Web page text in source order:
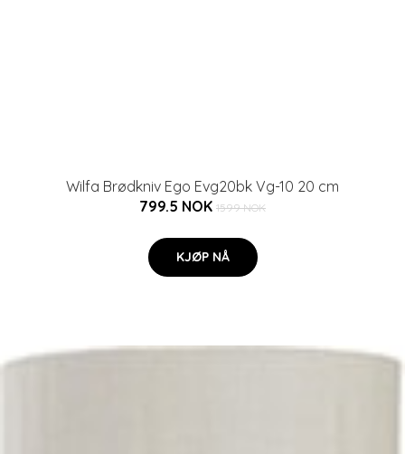
Wilfa Brødkniv Ego Evg20bk Vg-10 20 cm
799.5 NOK 1599 NOK
KJØP NÅ